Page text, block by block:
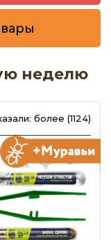
неделю
более (1124)